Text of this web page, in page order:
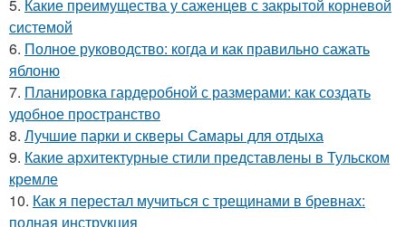
5. Какие преимущества у саженцев с закрытой корневой
системой
6. Полное руководство: когда и как правильно сажать
яблоню
7. Планировка гардеробной с размерами: как создать
удобное пространство
8. Лучшие парки и скверы Самары для отдыха
9. Какие архитектурные стили представлены в Тульском
кремле
10. Как я перестал мучиться с трещинами в бревнах:
полная инструкция